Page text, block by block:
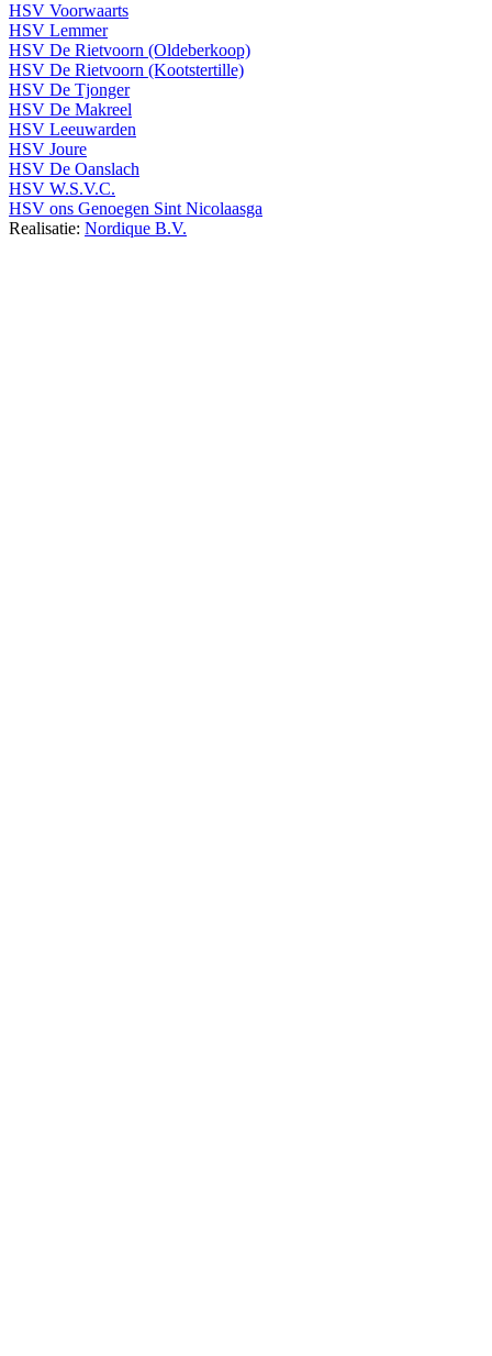
HSV Voorwaarts
HSV Lemmer
HSV De Rietvoorn (Oldeberkoop)
HSV De Rietvoorn (Kootstertille)
HSV De Tjonger
HSV De Makreel
HSV Leeuwarden
HSV Joure
HSV De Oanslach
HSV W.S.V.C.
HSV ons Genoegen Sint Nicolaasga
Realisatie: Nordique B.V.